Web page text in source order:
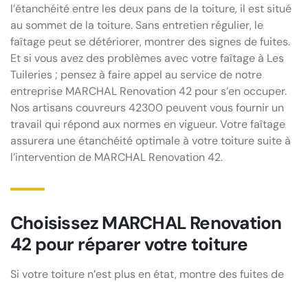
l’étanchéité entre les deux pans de la toiture, il est situé
au sommet de la toiture. Sans entretien régulier, le
faîtage peut se détériorer, montrer des signes de fuites.
Et si vous avez des problèmes avec votre faîtage à Les
Tuileries ; pensez à faire appel au service de notre
entreprise MARCHAL Renovation 42 pour s’en occuper.
Nos artisans couvreurs 42300 peuvent vous fournir un
travail qui répond aux normes en vigueur. Votre faîtage
assurera une étanchéité optimale à votre toiture suite à
l’intervention de MARCHAL Renovation 42.
Choisissez MARCHAL Renovation
42 pour réparer votre toiture
Si votre toiture n’est plus en état, montre des fuites de